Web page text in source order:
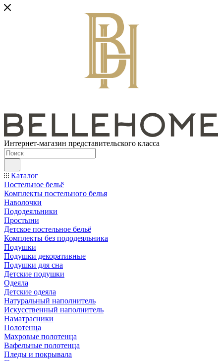
Интернет-магазин представительского класса
Каталог
Постельное бельё
Комплекты постельного белья
Наволочки
Пододеяльники
Простыни
Детское постельное бельё
Комплекты без пододеяльника
Подушки
Подушки декоративные
Подушки для сна
Детские подушки
Одеяла
Детские одеяла
Натуральный наполнитель
Искуcственный наполнитель
Наматрасники
Полотенца
Махровые полотенца
Вафельные полотенца
Пледы и покрывала